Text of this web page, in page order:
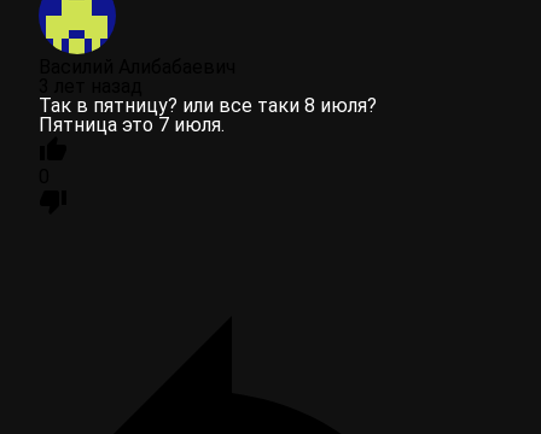
Так в пятницу? или все таки 8 июля?
Пятница это 7 июля.